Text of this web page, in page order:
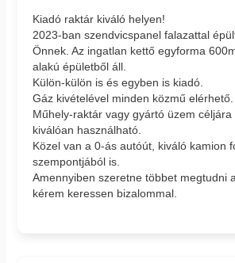
Kiadó raktár kiváló helyen!
2023-ban szendvicspanel falazattal
Önnek. Az ingatlan kettő egyforma
alakú épületből áll.
Külön-külön is és egyben is kiadó.
Gáz kivételével minden közmű elérhető.
Műhely-raktár vagy gyártó üzem
kiválóan használható.
Közel van a 0-ás autóút, kiváló kamion
szempontjából is.
Amennyiben szeretne többet megtudni
kérem keressen bizalommal.